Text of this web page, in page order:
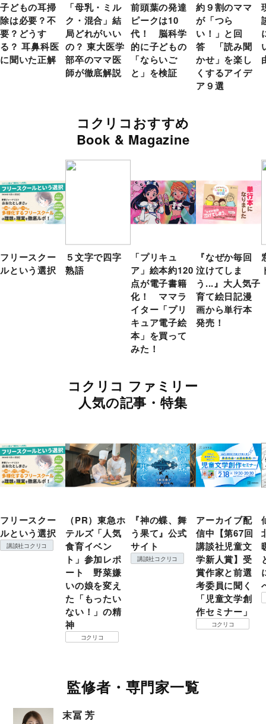
子どもの耳掃
除は必要？不
要？どうす
る？ 耳鼻科医
に聞いた正解
「母乳・ミル
ク・混合」結
局どれがいい
の？ 東大医学
部卒のママ医
師が徹底解説
前頭葉の発達
ピークは10
代！ 脳科学
的に子どもの
「ならいご
と」を検証
約９割のママ
が「つら
い！」と回
答 「読み聞
かせ」を楽し
くするアイデ
ア９選
コクリコおすすめ
Book & Magazine
フリースクー
ルという選択
５文字で四字
熟語
「プリキュ
ア」絵本約120
点が電子書籍
化！ ママラ
イター「プリ
キュア電子絵
本」を買って
みた！
『なぜか毎回
泣けてしま
う...』大人気子
育て絵日記漫
画から単行本
発売！
コクリコ ファミリー
人気の記事・特集
フリースクー
ルという選択
講談社コクリコ
（PR）東急ホ
テルズ「人気
食育イベン
ト」参加レポ
ート 野菜嫌
いの娘を変え
た「もったい
ない！」の精
神
コクリコ
『神の蝶、舞
う果て』公式
サイト
講談社コクリコ
アーカイブ配
信中【第67回
講談社児童文
学新人賞】受
賞作家と前選
考委員に聞く
「児童文学創
作セミナー」
コクリコ
監修者・専門家一覧
末冨 芳